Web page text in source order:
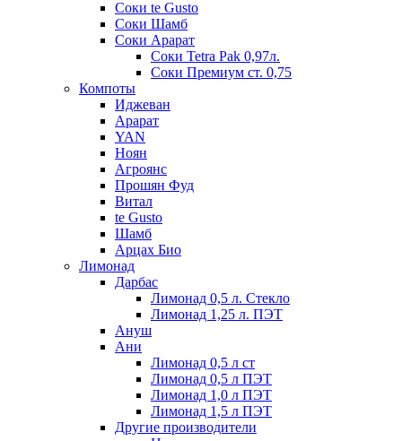
Соки te Gusto
Соки Шамб
Соки Арарат
Соки Tetra Pak 0,97л.
Соки Премиум ст. 0,75
Компоты
Иджеван
Арарат
YAN
Ноян
Агроянс
Прошян Фуд
Витал
te Gusto
Шамб
Арцах Био
Лимонад
Дарбас
Лимонад 0,5 л. Стекло
Лимонад 1,25 л. ПЭТ
Ануш
Ани
Лимонад 0,5 л ст
Лимонад 0,5 л ПЭТ
Лимонад 1,0 л ПЭТ
Лимонад 1,5 л ПЭТ
Другие производители